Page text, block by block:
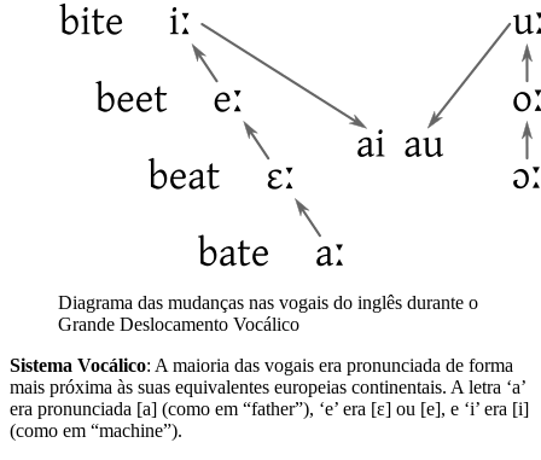
Diagrama das mudanças nas vogais do inglês durante o
Grande Deslocamento Vocálico
Sistema Vocálico: A maioria das vogais era pronunciada de forma
mais próxima às suas equivalentes europeias continentais. A letra ‘a’
era pronunciada [a] (como em “father”), ‘e’ era [ɛ] ou [e], e ‘i’ era [i]
(como em “machine”).